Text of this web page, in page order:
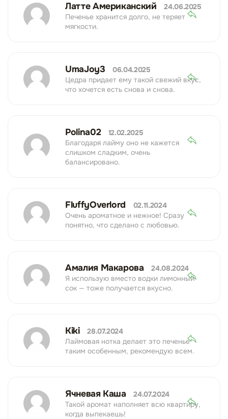
Латте Американский
24.06.2025
Печенье хранится долго, не теряет
мягкости.
UmaJoy3
06.04.2025
Цедра придает ему такой свежий вкус,
что хочется есть снова и снова.
Polina02
12.02.2025
Благодаря лайму оно не кажется
слишком сладким, очень
балансировано.
FluffyOverlord
02.11.2024
Очень ароматное и нежное! Сразу
понятно, что сделано с любовью.
Амалия Макарова
24.08.2024
Я использую вместо водки лимонный
сок — тоже получается вкусно.
Kiki
28.07.2024
Лаймовая нотка делает это печенье
таким особенным, рекомендую всем.
Ячневая Каша
24.07.2024
Такой аромат наполняет всю квартиру,
когда выпекаешь!